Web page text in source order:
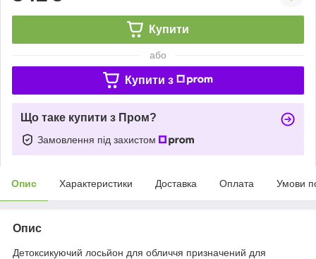
Купити
або
Купити з
Що таке купити з Пром?
Замовлення під захистом
Опис Характеристики Доставка Оплата Умови
Опис
Детоксикуючий лосьйон для обличчя призначений для